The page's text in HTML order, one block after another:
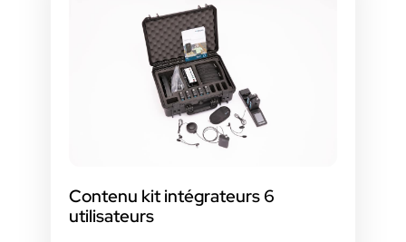
Contenu kit intégrateurs 6
utilisateurs